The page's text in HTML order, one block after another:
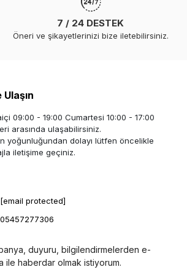
7 / 24 DESTEK
Öneri ve şikayetlerinizi bize iletebilirsiniz.
Ulaşın
09:00 - 19:00 Cumartesi 10:00 - 17:00
arasında ulaşabilirsiniz.
yoğunluğundan dolayı lütfen öncelikle
iletişime geçiniz.
[email protected]
05457277306
duyuru, bilgilendirmelerden e-
ile haberdar olmak istiyorum.